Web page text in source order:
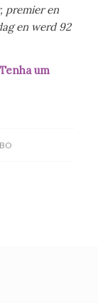
premier en
en werd 92
um